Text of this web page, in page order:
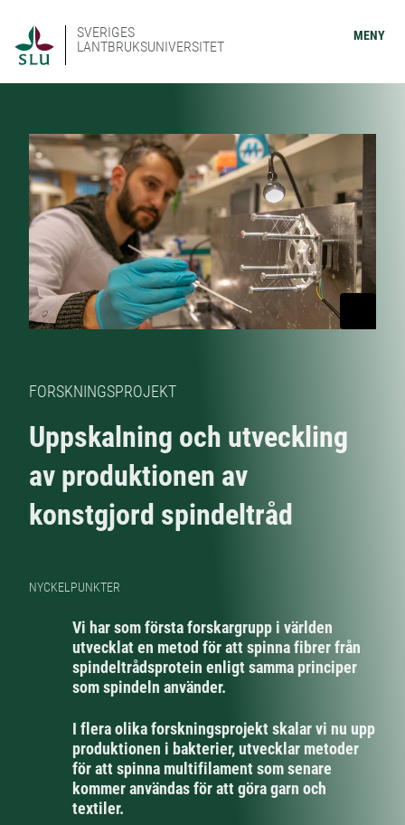
SVERIGES
LANTBRUKSUNIVERSITET
MENY
FORSKNINGSPROJEKT
Uppskalning och utveckling
av produktionen av
konstgjord spindeltråd
NYCKELPUNKTER
Vi har som första forskargrupp i världen
utvecklat en metod för att spinna fibrer från
spindeltrådsprotein enligt samma principer
som spindeln använder.
I flera olika forskningsprojekt skalar vi nu upp
produktionen i bakterier, utvecklar metoder
för att spinna multifilament som senare
kommer användas för att göra garn och
textiler.